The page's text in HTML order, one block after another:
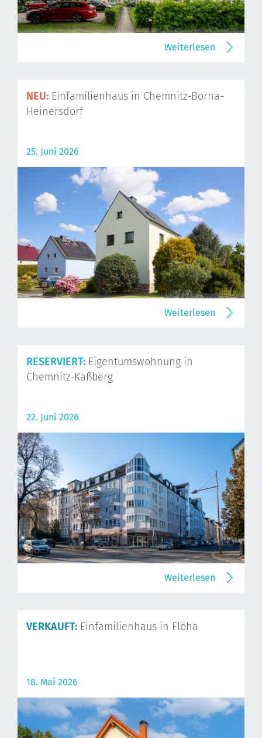
Weiterlesen
NEU: Einfamilienhaus in Chemnitz-Borna-
Heinersdorf
25. Juni 2026
Weiterlesen
RESERVIERT: Eigentumswohnung in
Chemnitz-Kaßberg
22. Juni 2026
Weiterlesen
VERKAUFT: Einfamilienhaus in Flöha
18. Mai 2026